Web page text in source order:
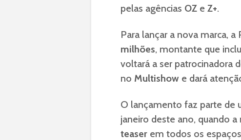
pelas agências OZ e Z+.
Para lançar a nova marca,
milhões, montante que
voltará a ser patrocinadora
no Multishow e dará
O lançamento faz parte de
janeiro deste ano, quando
teaser em todos os